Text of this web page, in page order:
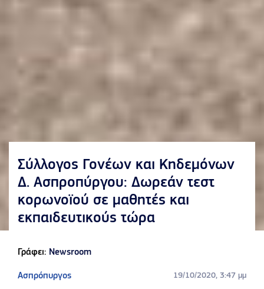
Σύλλογος Γονέων και Κηδεμόνων
Δ. Ασπροπύργου: Δωρεάν τεστ
κορωνοϊού σε μαθητές και
εκπαιδευτικούς τώρα
Γράφει: Newsroom
Ασπρόπυργος 19/10/2020, 3:47 μμ